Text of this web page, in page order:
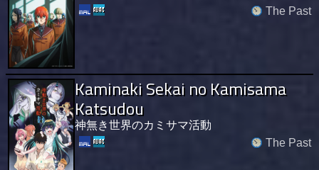
The Past
Kaminaki Sekai no Kamisama
Katsudou
神無き世界のカミサマ活動
The Past